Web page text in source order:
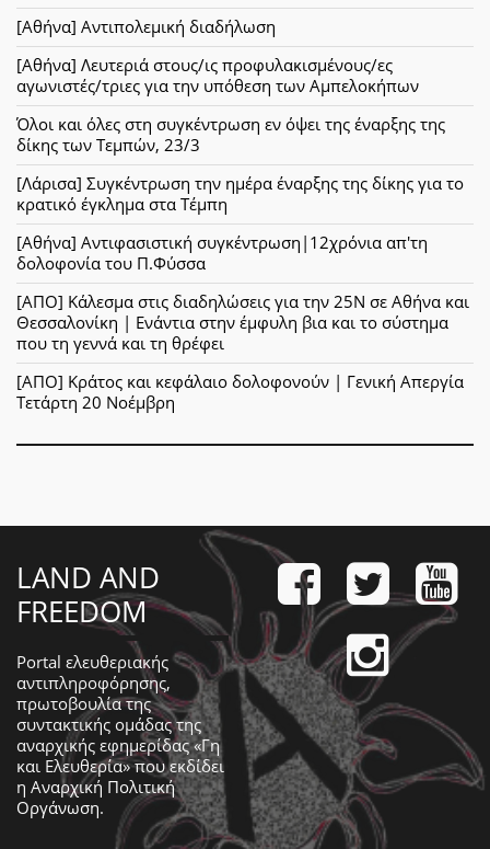
[Αθήνα] Αντιπολεμική διαδήλωση
[Αθήνα] Λευτεριά στους/ις προφυλακισμένους/ες
αγωνιστές/τριες για την υπόθεση των Αμπελοκήπων
Όλοι και όλες στη συγκέντρωση εν όψει της έναρξης της
δίκης των Τεμπών, 23/3
[Λάρισα] Συγκέντρωση την ημέρα έναρξης της δίκης για το
κρατικό έγκλημα στα Τέμπη
[Αθήνα] Αντιφασιστική συγκέντρωση|12χρόνια απ'τη
δολοφονία του Π.Φύσσα
[ΑΠΟ] Κάλεσμα στις διαδηλώσεις για την 25Ν σε Αθήνα και
Θεσσαλονίκη | Ενάντια στην έμφυλη βια και το σύστημα
που τη γεννά και τη θρέφει
[ΑΠΟ] Κράτος και κεφάλαιο δολοφονούν | Γενική Απεργία
Τετάρτη 20 Νοέμβρη
LAND AND
FREEDOM
Portal ελευθεριακής
αντιπληροφόρησης,
πρωτοβουλία της
συντακτικής ομάδας της
αναρχικής εφημερίδας «Γη
και Ελευθερία» που εκδίδει
η Αναρχική Πολιτική
Οργάνωση.